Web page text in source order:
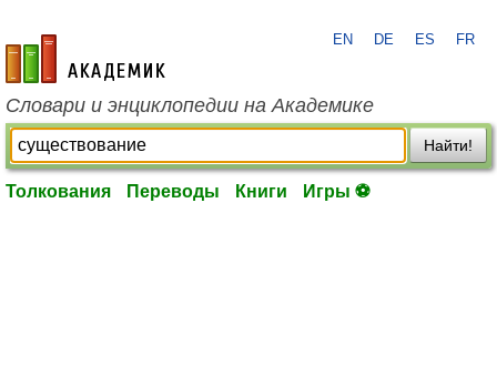
academic.ru
EN DE ES FR
Словари и энциклопедии на Академике
Найти!
Толкования Переводы Книги Игры ⚽